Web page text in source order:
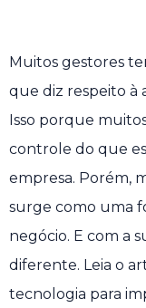
Muitos gestores
que diz respeito à
Isso porque
controle do que
empresa. Porém,
surge como uma
negócio. E com a
diferente. Leia o
tecnologia para